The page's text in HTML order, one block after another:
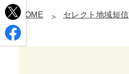
HOME セレクト地域短信